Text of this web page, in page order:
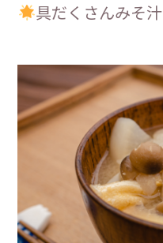
具だくさんみそ汁